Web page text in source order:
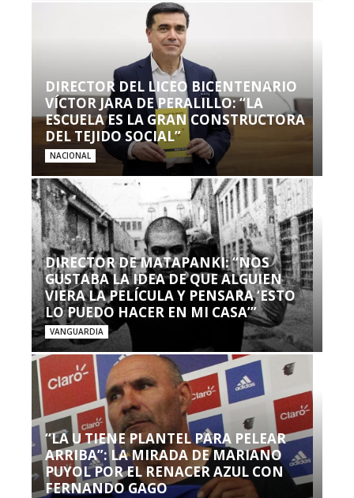
DIRECTOR DEL LICEO BICENTENARIO
VÍCTOR JARA DE PERALILLO: “LA
ESCUELA ES LA GRAN CONSTRUCTORA
DEL TEJIDO SOCIAL”
NACIONAL
DIRECTOR DE MATAPANKI: “NOS
GUSTABA LA IDEA DE QUE ALGUIEN
VIERA LA PELÍCULA Y PENSARA ‘ESTO
LO PUEDO HACER EN MI CASA’”
VANGUARDIA
“LA U TIENE PLANTEL PARA PELEAR
ARRIBA”: LA MIRADA DE MARIANO
PUYOL POR EL RENACER AZUL CON
FERNANDO GAGO